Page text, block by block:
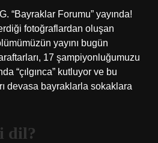
“Bayraklar Forumu” yayında!
fotoğraflardan oluşan
yayını bugün
17 şampiyonluğumuzu
“çılgınca” kutluyor ve bu
devasa bayraklarla sokaklara
dil?